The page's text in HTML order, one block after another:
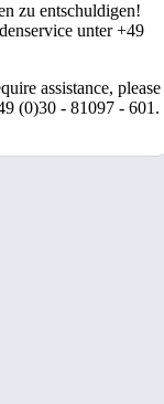
zu entschuldigen!
unter +49
assistance, please
(0)30 - 81097 - 601.